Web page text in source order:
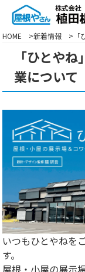
HOME 新着情報
「ひとや
業について
いつもひとやねを
す。
屋根・小屋の展示